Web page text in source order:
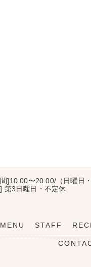
]10:00〜20:00/（日曜日
第3日曜日・不定休
MENU STAFF